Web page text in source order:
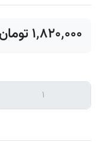
‎ ۱٬۸۲۰٬۰۰۰تومان